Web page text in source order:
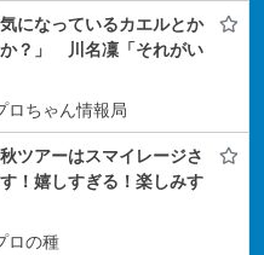
になっているカエルとか
？」 川名凜「それがい
ロちゃん情報局
ツアーはスマイレージさ
！嬉しすぎる！楽しみす
ロの種